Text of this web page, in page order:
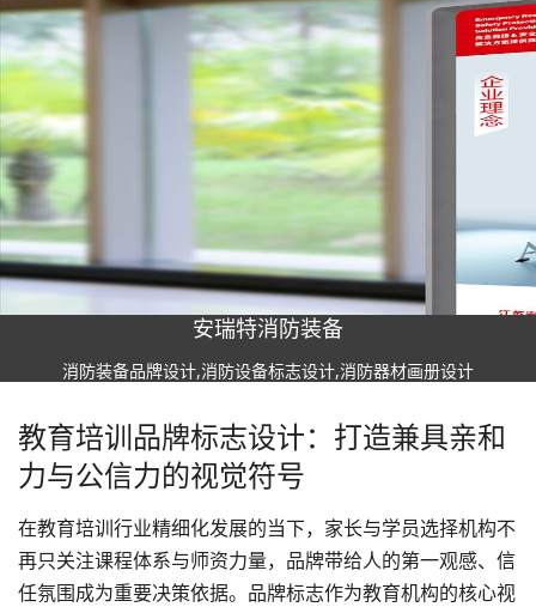
安瑞特消防装备
消防装备品牌设计,消防设备标志设计,消防器材画册设计
教育培训品牌标志设计：打造兼具亲和
力与公信力的视觉符号
在教育培训行业精细化发展的当下，家长与学员选择机构不
再只关注课程体系与师资力量，品牌带给人的第一观感、信
任氛围成为重要决策依据。品牌标志作为教育机构的核心视